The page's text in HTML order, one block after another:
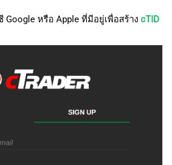
العربية
한국어
หรือ Apple ที่มีอยู่เพื่อสร้าง cTID